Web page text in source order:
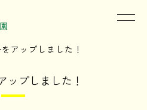
アップしました！
ップしました！